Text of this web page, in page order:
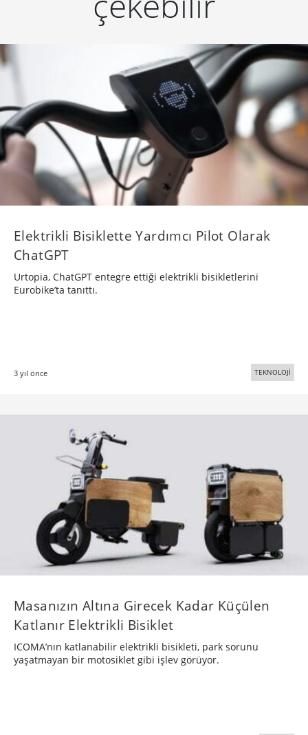
Elektrikli Bisiklette Yardımcı Pilot Olarak
ChatGPT
Urtopia, ChatGPT entegre ettiği elektrikli bisikletlerini
Eurobike’ta tanıttı.
3 yıl önce TEKNOLOJİ
Masanızın Altına Girecek Kadar Küçülen
Katlanır Elektrikli Bisiklet
ICOMA’nın katlanabilir elektrikli bisikleti, park sorunu
yaşatmayan bir motosiklet gibi işlev görüyor.